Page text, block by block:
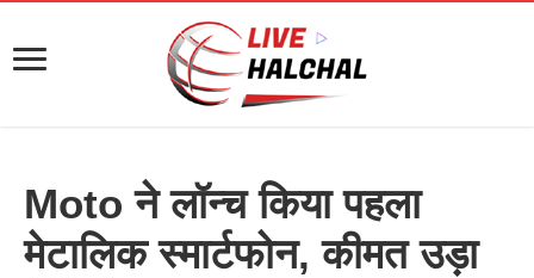
Moto ने लॉन्च किया पहला
मेटालिक स्मार्टफोन, कीमत उड़ा